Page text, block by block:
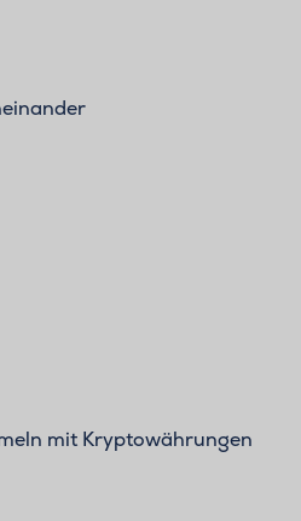
mit Kryptowährungen